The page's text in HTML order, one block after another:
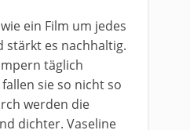
ein Film um jedes
stärkt es nachhaltig.
täglich
sie so nicht so
werden die
dichter. Vaseline